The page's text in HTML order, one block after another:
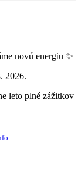
novú energiu ✨
2026.
leto plné zážitkov